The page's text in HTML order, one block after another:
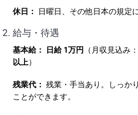
休日： 日曜日、その他日本の規定
2. 給与・待遇
基本給： 日給 1万円 （月収見込み：
以上）
残業代： 残業・手当あり。しっか
ことができます。